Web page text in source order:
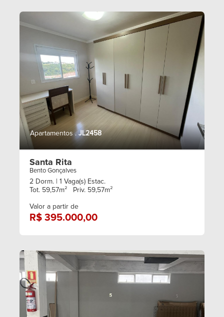
Apartamentos .JL2458
Santa Rita
Bento Gonçalves
2 Dorm.
| 1 Vaga(s) Estac.
Tot. 59,57m²
Priv. 59,57m²
Valor a partir de
R$ 395.000,00